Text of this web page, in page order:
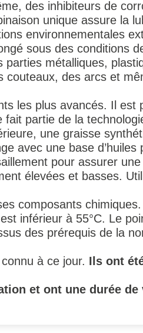
des inhibiteurs de
unique assure la
environnementales
sous des conditions
parties métalliques,
couteaux, des arcs et
les plus avancés. Il est
partie de la
une graisse
avec une base d’huiles
pour assurer
élevées et basses.
composants
inférieur à 55°C. Le
des prérequis de la
à ce jour. Ils ont
et ont une durée